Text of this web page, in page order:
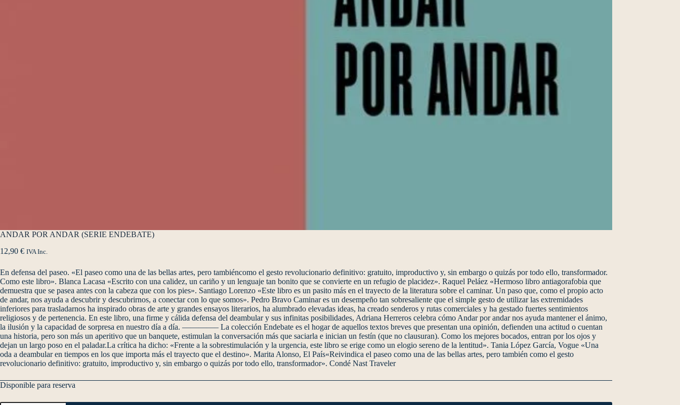
ANDAR POR ANDAR (SERIE ENDEBATE)
12,90 € IVA Inc.
En defensa del paseo. «El paseo como una de las bellas artes, pero tambiéncomo el gesto revolucionario definitivo: gratuito, improductivo y, sin embargo o quizás por todo ello, transformador.
Como este libro». Blanca Lacasa «Escrito con una calidez, un cariño y un lenguaje tan bonito que se convierte en un refugio de placidez». Raquel Peláez «Hermoso libro antiagorafobia que
demuestra que se pasea antes con la cabeza que con los pies». Santiago Lorenzo «Este libro es un pasito más en el trayecto de la literatura sobre el caminar. Un paso que, como el propio acto
de andar, nos ayuda a descubrir y descubrirnos, a conectar con lo que somos». Pedro Bravo Caminar es un desempeño tan sobresaliente que el simple gesto de utilizar las extremidades
inferiores para trasladarnos ha inspirado obras de arte y grandes ensayos literarios, ha alumbrado elevadas ideas, ha creado senderos y rutas comerciales y ha gestado fuertes sentimientos
religiosos y de pertenencia. En este libro, una firme y cálida defensa del deambular y sus infinitas posibilidades, Adriana Herreros celebra cómo Andar por andar nos ayuda mantener el ánimo,
la ilusión y la capacidad de sorpresa en nuestro día a día. ————– La colección Endebate es el hogar de aquellos textos breves que presentan una opinión, defienden una actitud o cuentan
una historia, pero son más un aperitivo que un banquete, estimulan la conversación más que saciarla e inician un festín (que no clausuran). Como los mejores bocados, entran por los ojos y
dejan un largo poso en el paladar.La crítica ha dicho: «Frente a la sobrestimulación y la urgencia, este libro se erige como un elogio sereno de la lentitud». Tania López García, Vogue «Una
oda a deambular en tiempos en los que importa más el trayecto que el destino». Marita Alonso, El País«Reivindica el paseo como una de las bellas artes, pero también como el gesto
revolucionario definitivo: gratuito, improductivo y, sin embargo o quizás por todo ello, transformador». Condé Nast Traveler
Disponible para reserva